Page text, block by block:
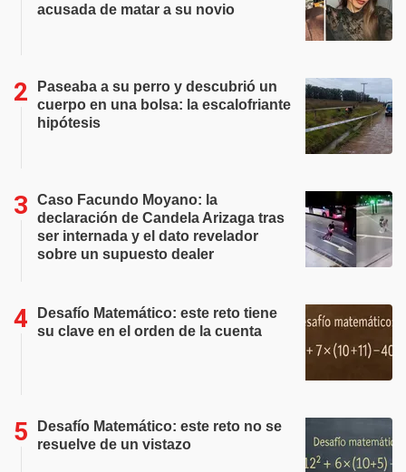
acusada de matar a su novio
Paseaba a su perro y descubrió un
cuerpo en una bolsa: la escalofriante
hipótesis
Caso Facundo Moyano: la
declaración de Candela Arizaga tras
ser internada y el dato revelador
sobre un supuesto dealer
Desafío Matemático: este reto tiene
su clave en el orden de la cuenta
Desafío Matemático: este reto no se
resuelve de un vistazo